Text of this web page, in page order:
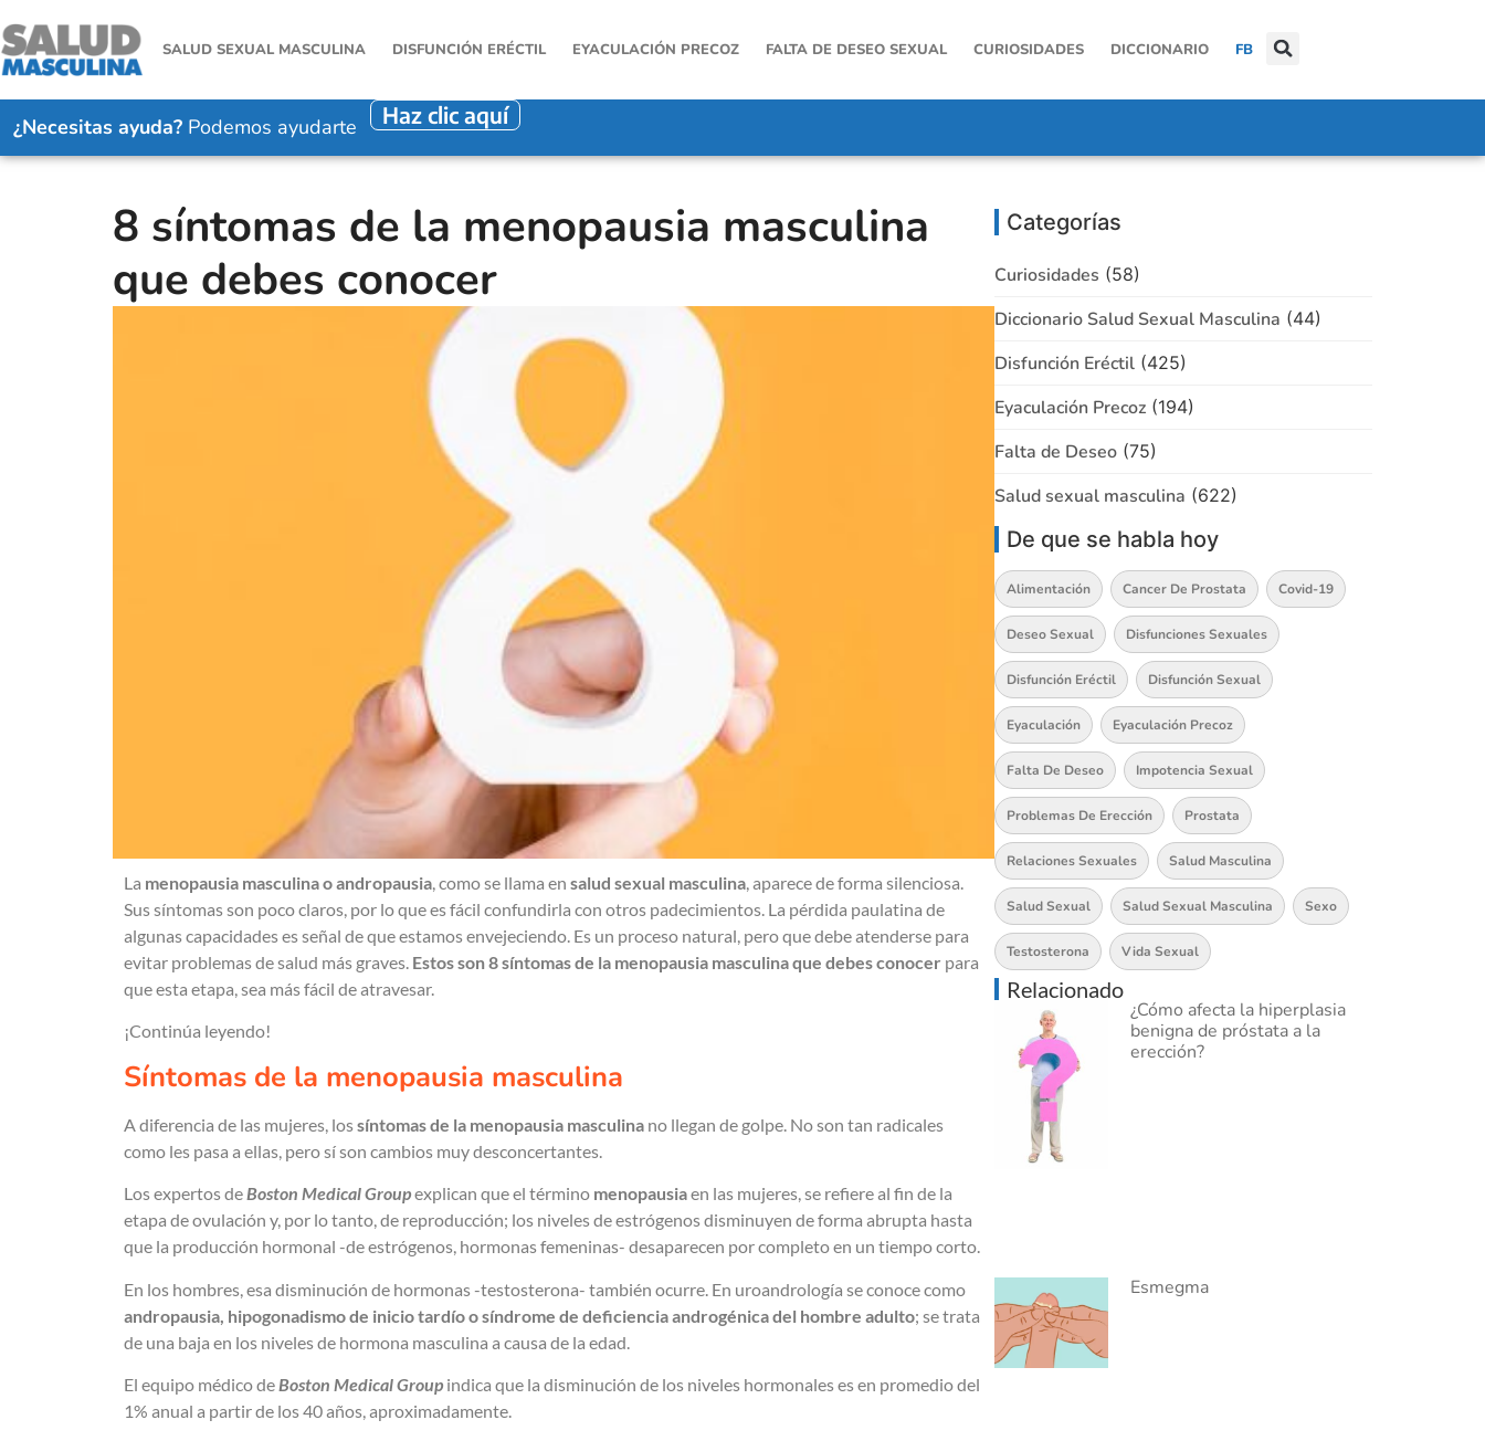
SALUD SEXUAL MASCULINA DISFUNCIÓN ERÉCTIL EYACULACIÓN PRECOZ FALTA DE DESEO SEXUAL CURIOSIDADES DICCIONARIO FB
¿Necesitas ayuda? Podemos ayudarte Haz clic aquí
8 síntomas de la menopausia masculina
que debes conocer
La menopausia masculina o andropausia, como se llama en salud sexual masculina, aparece de forma silenciosa.
Sus síntomas son poco claros, por lo que es fácil confundirla con otros padecimientos. La pérdida paulatina de
algunas capacidades es señal de que estamos envejeciendo. Es un proceso natural, pero que debe atenderse para
evitar problemas de salud más graves. Estos son 8 síntomas de la menopausia masculina que debes conocer para
que esta etapa, sea más fácil de atravesar.
¡Continúa leyendo!
Síntomas de la menopausia masculina
A diferencia de las mujeres, lossíntomas de la menopausia masculina no llegan de golpe. No son tan radicales
como les pasa a ellas, pero sí son cambios muy desconcertantes.
Los expertos deBoston Medical Groupexplican que el término menopausiaen las mujeres, se refiere al fin de la
etapa de ovulación y, por lo tanto, de reproducción; los niveles de estrógenos disminuyen de forma abrupta hasta
que la producción hormonal -de estrógenos, hormonas femeninas- desaparecen por completo en un tiempo corto.
En los hombres, esa disminución de hormonas -testosterona- también ocurre. En uroandrología se conoce como
andropausia, hipogonadismo de inicio tardío o síndrome de deficiencia androgénica del hombre adulto; se trata
de una baja en los niveles de hormona masculina a causa de la edad.
El equipo médico deBoston Medical Group indica que la disminución de los niveles hormonales es en promedio del
1% anual a partir de los 40 años, aproximadamente.
Categorías
Curiosidades (58)
Diccionario Salud Sexual Masculina (44)
Disfunción Eréctil (425)
Eyaculación Precoz (194)
Falta de Deseo (75)
Salud sexual masculina (622)
De que se habla hoy
Alimentación Cancer De Prostata Covid-19
Deseo Sexual Disfunciones Sexuales
Disfunción Eréctil Disfunción Sexual
Eyaculación Eyaculación Precoz
Falta De Deseo Impotencia Sexual
Problemas De Erección Prostata
Relaciones Sexuales Salud Masculina
Salud Sexual Salud Sexual Masculina Sexo
Testosterona Vida Sexual
Relacionado
¿Cómo afecta la hiperplasia
benigna de próstata a la
erección?
Esmegma